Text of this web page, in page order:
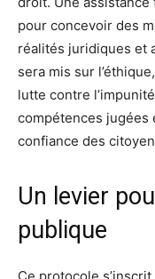
pour concevoir des
réalités juridiques et
sera mis sur
lutte contre
compétences
confiance des
Un levier
publique